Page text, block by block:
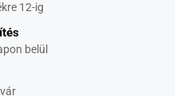
12-ig
belül